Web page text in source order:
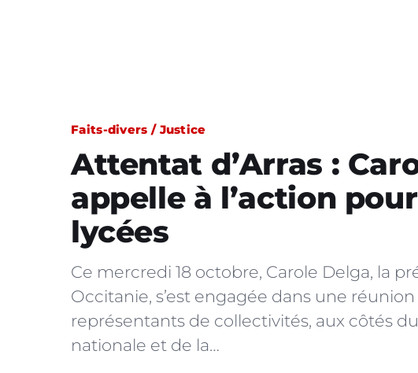
Faits-divers / Justice
Attentat d’Arras :
appelle à l’action
lycées
Ce mercredi 18 octobre, Carole Delga, la
Occitanie, s’est engagée dans une
représentants de collectivités, aux côtés
nationale et de la…